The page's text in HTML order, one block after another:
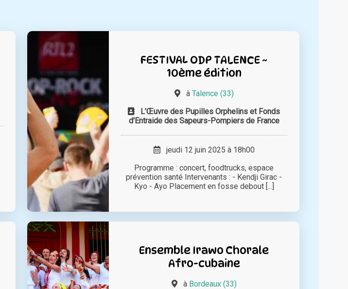
FESTIVAL ODP TALENCE ~
10ème édition
à Talence (33)
L’Œuvre des Pupilles Orphelins et Fonds
d'Entraide des Sapeurs-Pompiers de France
jeudi 12 juin 2025 à 18h00
Programme : concert, foodtrucks, espace
prévention santé Intervenants : - Kendji Girac -
Kyo - Ayo Placement en fosse debout [...]
Ensemble Irawo Chorale
Afro-cubaine
à Bordeaux (33)